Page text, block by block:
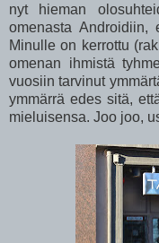
nyt hieman
omenasta
Minulle on kerrottu
omenan ihmistä
vuosiin tarvinut
ymmärrä edes sitä,
mieluisensa. Joo joo,